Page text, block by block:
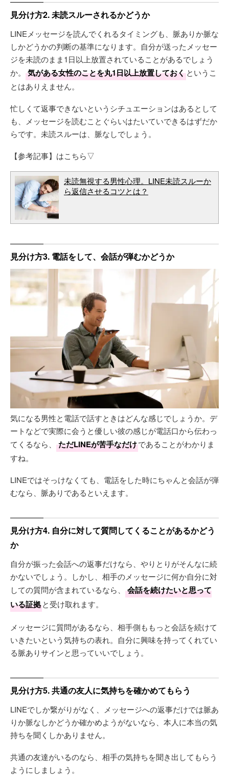
見分け方2. 未読スルーされるかどうか
LINEメッセージを読んでくれるタイミングも、脈ありか脈な
しかどうかの判断の基準になります。自分が送ったメッセー
ジを未読のまま1日以上放置されていることがあるでしょう
か。
気がある女性のことを丸1日以上放置しておくというこ
とはありえません。
忙しくて返事できないというシチュエーションはあるとして
も、メッセージを読むことぐらいはたいていできるはずだか
らです。未読スルーは、脈なしでしょう。
【参考記事】はこちら▽
未読無視する男性心理。LINE未読スルーか
ら返信させるコツとは？
見分け方3. 電話をして、会話が弾むかどうか
気になる男性と電話で話すときはどんな感じでしょうか。デ
ートなどで実際に会うと優しい彼の感じが電話口から伝わっ
てくるなら、
ただLINEが苦手なだけであることがわかりま
すね。
LINEではそっけなくても、電話をした時にちゃんと会話が弾
むなら、脈ありであるといえます。
見分け方4. 自分に対して質問してくることがあるかどう
か
自分が振った会話への返事だけなら、やりとりがそんなに続
かないでしょう。しかし、相手のメッセージに何か自分に対
しての質問が含まれているなら、
会話を続けたいと思って
いる証拠と受け取れます。
メッセージに質問があるなら、相手側ももっと会話を続けて
いきたいという気持ちの表れ。自分に興味を持ってくれてい
る脈ありサインと思っていいでしょう。
見分け方5. 共通の友人に気持ちを確かめてもらう
LINEでしか繋がりがなく、メッセージへの返事だけでは脈あ
りか脈なしかどうか確かめようがないなら、本人に本当の気
持ちを聞くしかありません。
共通の友達がいるのなら、相手の気持ちを聞き出してもらう
ようにしましょう。